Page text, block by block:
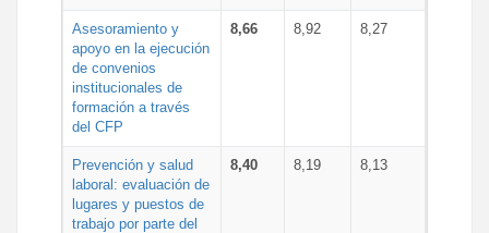
Asesoramiento y
apoyo en la ejecución
de convenios
institucionales de
formación a través
del CFP
8,66 8,92 8,27
Prevención y salud
laboral: evaluación de
lugares y puestos de
trabajo por parte del
8,40 8,19 8,13